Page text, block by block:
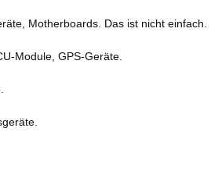
Motherboards. Das ist nicht einfach.
Module, GPS-Geräte.